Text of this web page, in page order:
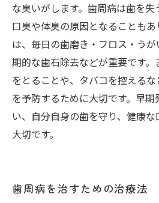
な臭いがします。歯周病は歯を失
口臭や体臭の原因となることも
は、毎日の歯磨き・フロス・う
期的な歯石除去などが重要です
をとることや、タバコを控える
を予防するために大切です。早
い、自分自身の歯を守り、健康
大切です。
歯周病を治すための治療法